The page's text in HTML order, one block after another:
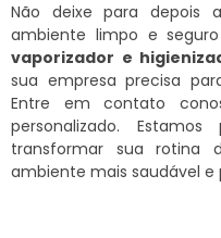
Não deixe para depois
ambiente limpo e
vaporizador e
sua empresa precisa
Entre em contato
personalizado.
transformar sua rotina
ambiente mais saudável e